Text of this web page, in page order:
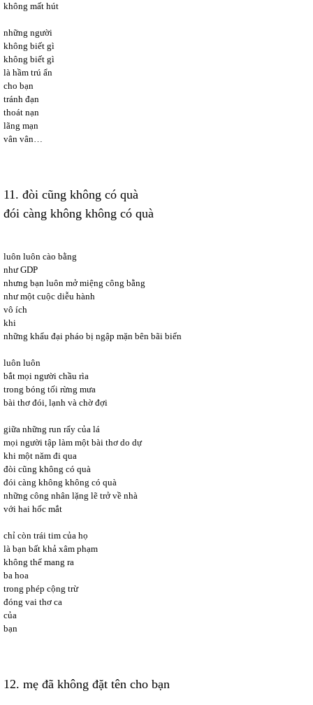
không mất hút
những người
không biết gì
không biết gì
là hầm trú ẩn
cho bạn
tránh đạn
thoát nạn
lãng mạn
vân vân…
11. đòi cũng không có quà
đói càng không không có quà
luôn luôn cào bằng
như GDP
nhưng bạn luôn mở miệng công bằng
như một cuộc diễu hành
vô ích
khi
những khẩu đại pháo bị ngập mặn bên bãi biển
luôn luôn
bắt mọi người chầu rìa
trong bóng tối rừng mưa
bài thơ đói, lạnh và chờ đợi
giữa những run rẩy của lá
mọi người tập làm một bài thơ do dự
khi một năm đi qua
đòi cũng không có quà
đói càng không không có quà
những công nhân lặng lẽ trở về nhà
với hai hốc mắt
chỉ còn trái tim của họ
là bạn bất khả xâm phạm
không thể mang ra
ba hoa
trong phép cộng trừ
đóng vai thơ ca
của
bạn
12. mẹ đã không đặt tên cho bạn